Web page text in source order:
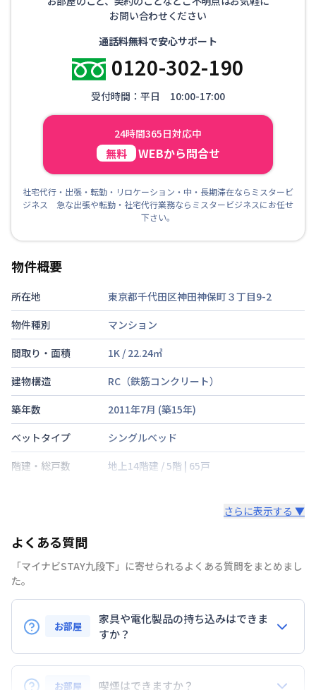
お問い合わせください
通話料無料で安心サポート
0120-302-190
受付時間：平日 10:00-17:00
24時間365日対応中
無料 WEBから問合せ
社宅代行・出張・転勤・リロケーション・中・長期滞在ならミスタービ
ジネス 急な出張や転勤・社宅代行業務ならミスタービジネスにお任せ
下さい。
物件概要
所在地
東京都千代田区神田神保町３丁目9-2
物件種別
マンション
間取り・面積
1K / 22.24㎡
建物構造
RC（鉄筋コンクリート）
築年数
2011年7月 (築15年)
ベットタイプ
シングルベッド
階建・総戸数
地上14階建 /5階 | 65戸
禁煙・喫煙
定員
2名
さらに表示する ▼
よくある質問
「マイナビSTAY九段下」に寄せられるよくある質問をまとめまし
た。
お部屋
家具や電化製品の持ち込みはできま
すか？
お持ち込みいただけます。
ただし、標準設備として部屋に備え付けの家具・家電
お部屋 喫煙はできますか？